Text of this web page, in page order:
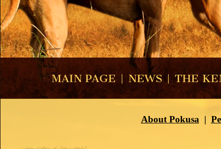
MAIN PAGE | NEWS | THE
About Pokusa |